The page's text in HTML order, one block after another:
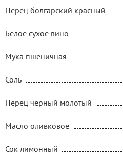
Перец болгарский красный
Белое сухое вино
Мука пшеничная
Соль
Перец черный молотый
Масло оливковое
Сок лимонный